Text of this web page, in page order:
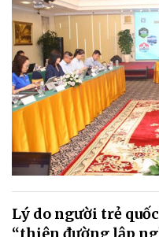
Lý do người trẻ
“thiên đường lập